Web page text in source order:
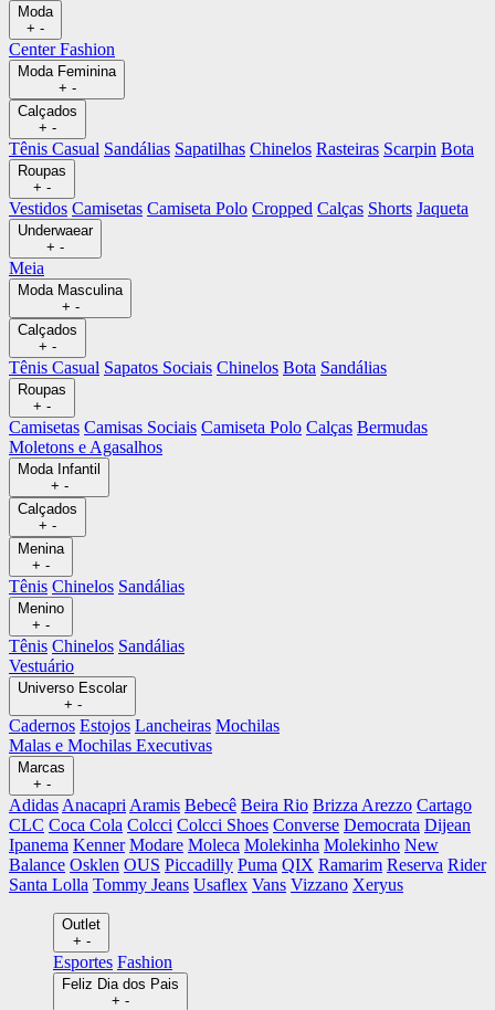
Moda
+ -
Center Fashion
Moda Feminina
+ -
Calçados
+ -
Tênis Casual Sandálias Sapatilhas Chinelos Rasteiras Scarpin Bota
Roupas
+ -
Vestidos Camisetas Camiseta Polo Cropped Calças Shorts Jaqueta
Underwaear
+ -
Meia
Moda Masculina
+ -
Calçados
+ -
Tênis Casual Sapatos Sociais Chinelos Bota Sandálias
Roupas
+ -
Camisetas Camisas Sociais Camiseta Polo Calças Bermudas
Moletons e Agasalhos
Moda Infantil
+ -
Calçados
+ -
Menina
+ -
Tênis Chinelos Sandálias
Menino
+ -
Tênis Chinelos Sandálias
Vestuário
Universo Escolar
+ -
Cadernos Estojos Lancheiras Mochilas
Malas e Mochilas Executivas
Marcas
+ -
Adidas Anacapri Aramis Bebecê Beira Rio Brizza Arezzo Cartago
CLC Coca Cola Colcci Colcci Shoes Converse Democrata Dijean
Ipanema Kenner Modare Moleca Molekinha Molekinho New
Balance Osklen OUS Piccadilly Puma QIX Ramarim Reserva Rider
Santa Lolla Tommy Jeans Usaflex Vans Vizzano Xeryus
Outlet
+ -
Esportes Fashion
Feliz Dia dos Pais
+ -